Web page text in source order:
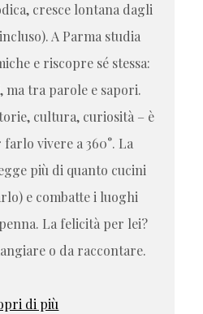
cresce lontana dagli
A Parma studia
e riscopre sé stessa:
tra parole e sapori.
cultura, curiosità – è
vivere a 360°. La
più di quanto cucini
e combatte i luoghi
La felicità per lei?
o da raccontare.
di più